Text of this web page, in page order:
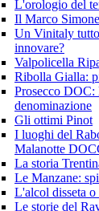
L'orologio del
Il Marco
Un Vinitaly
innovare?
Valpolicella
Ribolla Gialla:
Prosecco DOC:
denominazione
Gli ottimi Pinot
I luoghi del
Malanotte
La storia
Le Manzane:
L'alcol disseta o
Le storie del